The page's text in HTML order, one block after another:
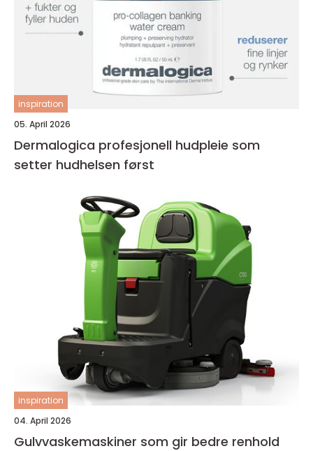
inspiration
05. April 2026
Dermalogica profesjonell hudpleie som
setter hudhelsen først
inspiration
04. April 2026
Gulvvaskemaskiner som gir bedre renhold